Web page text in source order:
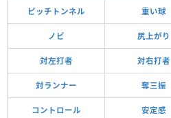
ピッチトンネル 重い球
ノビ 尻上がり
対左打者 対右打者
対ランナー 奪三振
コントロール 安定感